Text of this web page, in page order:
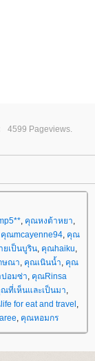
4599 Pageviews.
, คุณหงต้าหยา,
คุณmcayenne94, คุณ
ยเป็นบูริน, คุณhaiku,
ษณา, คุณเนินน้ำ, คุณ
อมซ่า, คุณRinsa
ที่เห็นและเป็นมา,
for eat and travel ,
, คุณหอมกร